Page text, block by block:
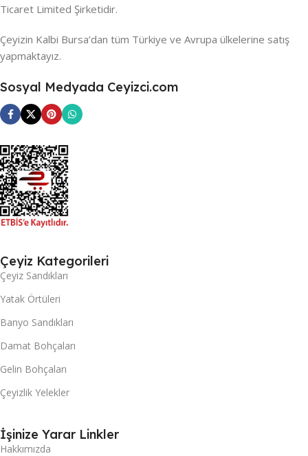
Ticaret Limited Şirketidir.
Çeyizin Kalbi Bursa’dan tüm Türkiye ve Avrupa ülkelerine satış
yapmaktayız.
Sosyal Medyada Ceyizci.com
Çeyiz Kategorileri
Çeyiz Sandıkları
Yatak Örtüleri
Banyo Sandıkları
Damat Bohçaları
Gelin Bohçaları
Çeyizlik Yelekler
İşinize Yarar Linkler
Hakkımızda